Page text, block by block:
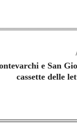
e San
cassette delle